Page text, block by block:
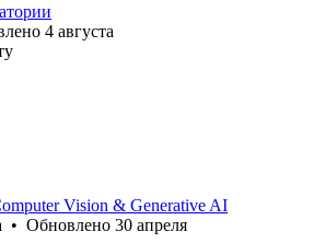
4 августа
Vision & Generative AI
• Обновлено 30 апреля